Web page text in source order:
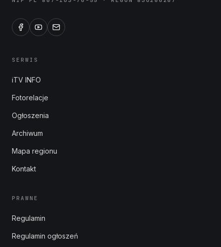
SERWIS
iTV INFO
Fotorelacje
Ogłoszenia
Archiwum
Mapa regionu
Kontakt
PRAWNE
Regulamin
Regulamin ogłoszeń